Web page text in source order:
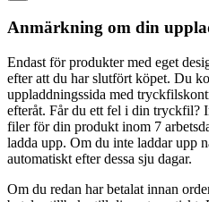
Anmärkning om din
Endast för produkter med eget
efter att du har slutfört köpet. Du
uppladdningssida med
efteråt. Får du ett fel i din tryckfil?
filer för din produkt inom 7
ladda upp. Om du inte laddar upp
automatiskt efter dessa sju dagar.
Om du redan har betalat innan